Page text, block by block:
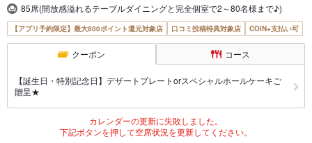
85席(開放感溢れるテーブルダイニングと完全個室で2～80名様まで♪)
【アプリ予約限定】最大800ポイント還元対象店 口コミ投稿特典対象店 COIN+支払い可
クーポン コース
【誕生日・特別記念日】デザートプレートorスペシャルホールケーキご
贈呈★
カレンダーの更新に失敗しました。
下記ボタンを押して空席状況を更新してください。